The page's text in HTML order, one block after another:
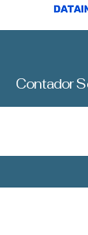
Contador